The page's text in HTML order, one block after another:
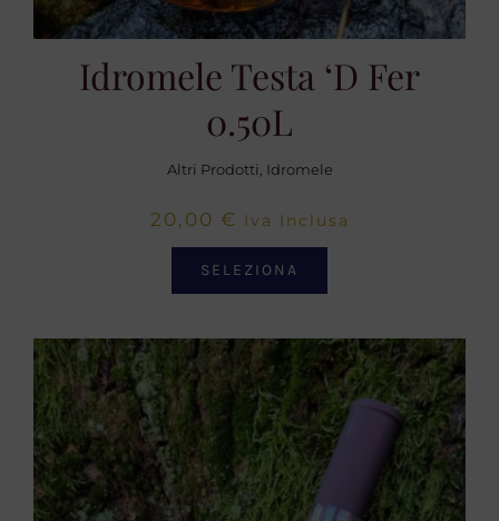
Idromele Testa ‘d Fer
0.50L
Altri Prodotti Idromele
20,00 € Iva Inclusa
SELEZIONA